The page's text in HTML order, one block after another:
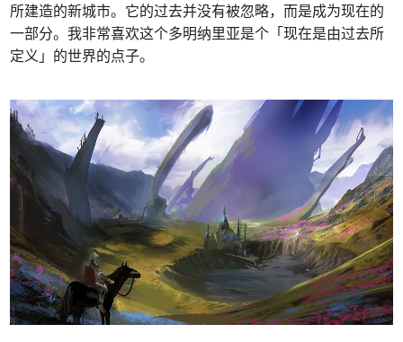
所建造的新城市。它的过去并没有被忽略，而是成为现在的
一部分。我非常喜欢这个多明纳里亚是个「现在是由过去所
定义」的世界的点子。